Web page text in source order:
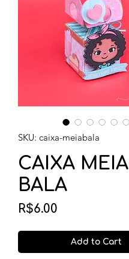
SKU: caixa-meiabala
CAIXA MEIA
BALA
R$6.00
Add to Cart